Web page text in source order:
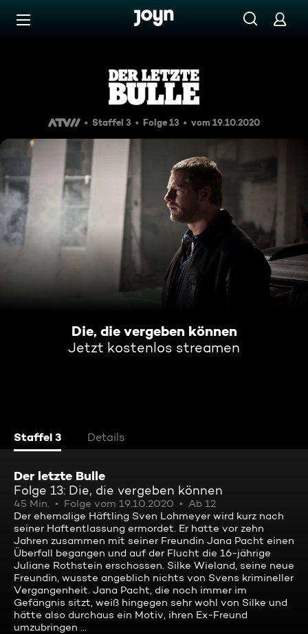
Zum Inhalt springen
Die, die vergeben können
Staffel 3 Folge 13 vom 19.10.2020
Die, die vergeben können
Jetzt kostenlos streamen
Staffel 3 Details
Der letzte Bulle
Folge 13: Die, die vergeben können
45 Min. Folge vom 19.10.2020
Ab 12
Der ehemalige Häftling Sven Lohmeyer wird kurz nach
seiner Haftentlassung ermordet. Er hatte vor zehn
Jahren zusammen mit seiner Freundin Jana Pacht einen
Überfall begangen und auf der Flucht die 16-jährige
Juliane Rothstein erschossen. Silke Wieland, seine neue
Freundin, wusste angeblich nichts von Svens krimineller
Vergangenheit. Jana Pacht, die noch immer im
Gefängnis sitzt, weiß hingegen sehr wohl von Silke und
hätte also durchaus ein Motiv, ihren Ex-Freund
umzubringen ...